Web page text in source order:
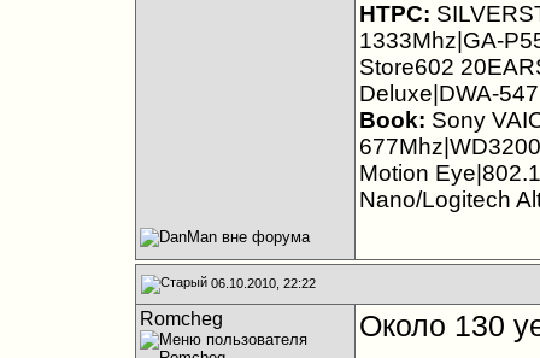
HTPC:
1333Mhz|GA-
Store602
Deluxe|DWA-
Book: Sony
Motion
Nano/Logitech
06.10.2010, 22:22
Romcheg Около 130